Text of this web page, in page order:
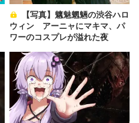
ウィン アーニャにマキマ、パ
ワーのコスプレが溢れた夜